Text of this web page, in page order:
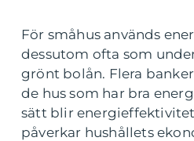
För småhus används
dessutom ofta som
grönt bolån. Flera
de hus som har bra
sätt blir
påverkar hushållets